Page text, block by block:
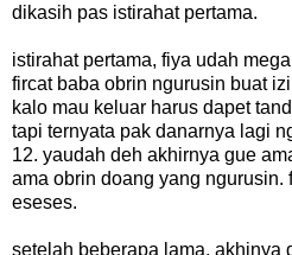
dikasih pas istirahat pertama.
istirahat pertama, fiya udah
fircat baba obrin ngurusin buat
kalo mau keluar harus dapet
tapi ternyata pak danarnya lagi
12. yaudah deh akhirnya gue
ama obrin doang yang ngurusin.
eseses.
setelah beberapa lama, akhinya